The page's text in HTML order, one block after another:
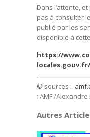
Dans l’attente,
pas à consulter
publié par les
disponible à
https://
© sources :
: AMF /Alexandre
Autres